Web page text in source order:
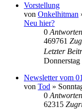
Vorstellung
von Onkelhitman
Neu hier?
0 Antworten
469761
Letzter
Newsletter vom
von Tod »
0 Antworten
62315